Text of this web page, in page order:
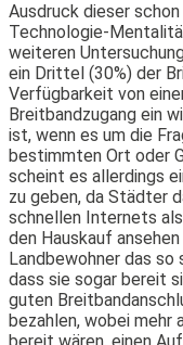
Ausdruck dieser
Technologie-
weiteren
ein Drittel (30%) der
Verfügbarkeit von
Breitbandzugang ein
ist, wenn es um die
bestimmten Ort oder
scheint es allerdings
zu geben, da Städter
schnellen Internets
den Hauskauf
Landbewohner das so
dass sie sogar bereit
guten
bezahlen, wobei mehr